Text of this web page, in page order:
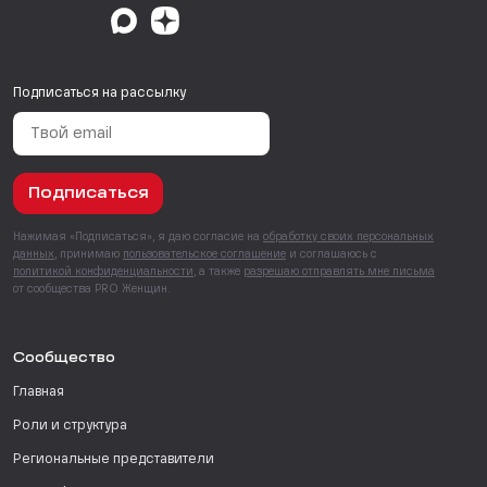
Подписаться на рассылку
Подписаться
Нажимая «Подписаться», я даю согласие на обработку своих персональных
данных , принимаю пользовательское соглашение и соглашаюсь с
политикой конфиденциальности , а также разрешаю отправлять мне письма
от сообщества PRO Женщин.
Сообщество
Главная
Роли и структура
Региональные представители